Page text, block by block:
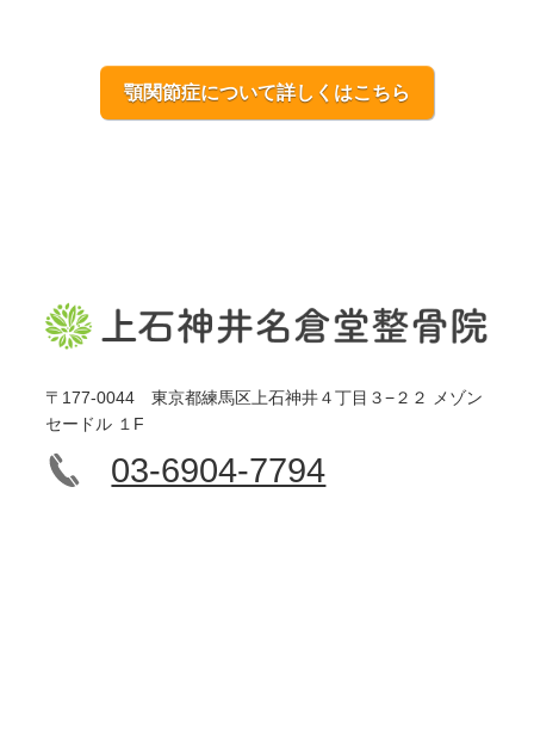
顎関節症について詳しくはこちら
〒177-0044 東京都練馬区上石神井４丁目３−２２ メゾン
セードル １F
03-6904-7794